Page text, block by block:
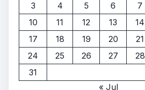
3
4 5 6 7
10
11 12 13 14
17
18 19 20 21
24
25 26 27 28
31
« Jul